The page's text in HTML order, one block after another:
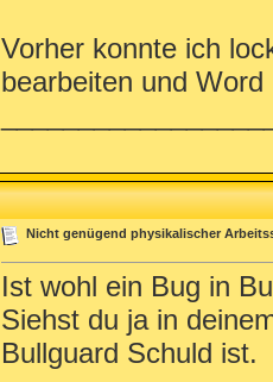
Vorher konnte ich
bearbeiten und
Nicht genügend physikalischer
Ist wohl ein Bug in
Siehst du ja in
Bullguard Schuld ist.